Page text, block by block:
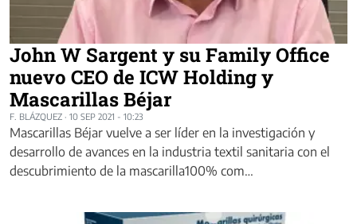
John W Sargent y su Family Office
nuevo CEO de ICW Holding y
Mascarillas Béjar
F. BLÁZQUEZ · 10 SEP 2021 - 10:23
Mascarillas Béjar vuelve a ser líder en la investigación y
desarrollo de avances en la industria textil sanitaria con el
descubrimiento de la mascarilla100% com…